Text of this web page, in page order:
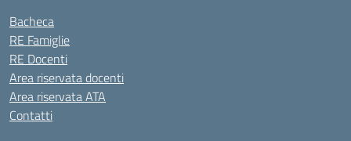
Bacheca
RE Famiglie
RE Docenti
Area riservata docenti
Area riservata ATA
Contatti